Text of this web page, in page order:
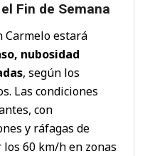
Fin de Semana
Carmelo estará
nubosidad
, según los
Las condiciones
con
y ráfagas de
60 km/h en zonas